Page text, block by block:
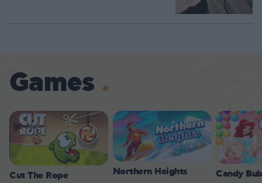
Games
Cut The Rope Northern Heights Candy